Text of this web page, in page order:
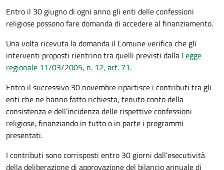
Entro il 30 giugno di ogni anno gli enti delle confessioni
religiose possono fare domanda di accedere al finanziamento.
Una volta ricevuta la domanda il Comuneverifica che gli
interventi proposti rientrino tra quelli previsti dalla Legge
regionale 11/03/2005, n. 12, art. 71.
Entro il successivo 30 novembre ripartisce i contributi tra gli
enti che ne hanno fatto richiesta, tenuto conto della
consistenza e dell’incidenza delle rispettive confessioni
religiose, finanziando in tutto o in parte i programmi
presentati.
I contributi sono corrisposti entro 30 giorni dall'esecutività
della deliberazione di approvazione del bilancio annuale di